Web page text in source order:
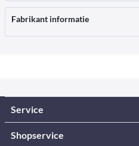
Fabrikant informatie
Service
Shopservice